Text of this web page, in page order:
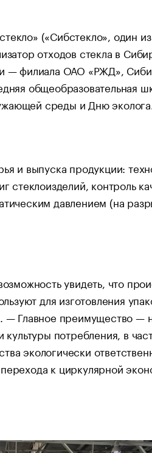
(«Сибстекло», один
отходов стекла в
— филиала ОАО «РЖД»,
общеобразовательная
среды и Дню эколога.
и выпуска продукции:
контроль
давлением (на
увидеть, что
для изготовления
Главное преимущество —
потребления, в
экологически
к циркулярной